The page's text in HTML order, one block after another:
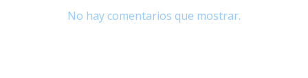
No hay comentarios que mostrar.